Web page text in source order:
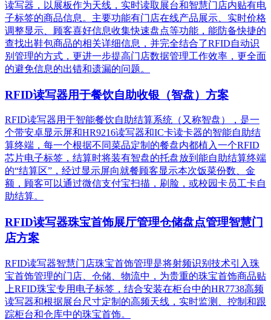
读写器，以展板作为天线，实时读取展台和智慧门店内贴有电
子标签的商品信息。主要功能有门店在线产品展示、实时价格
调整显示、顾客喜好信息收集快速盘点等功能，能防备快捷的
查找出鞋包商品的相关详细信息，并完全结合了RFID自动识
别管理的方式，更进一步提高门店数据管理工作效率，更全面
的避免信息的出错和遗漏的问题。
RFID读写器用于餐饮自助收银（智盘）方案
RFID读写器用于智能餐饮自助结算系统（又称智盘），是一
个带安卓显示屏和HR9216读写器和IC卡读卡器的智能自助结
算终端，每一个根据不同菜品定制的餐盘内都植入一个RFID
芯片电子标签，结算时将装有智盘的托盘放到能自助结算终端
的“结算区”，经过显示屏向就餐顾客显示本次饭菜份数、金
额，顾客可以通过微信支付宝扫描，刷脸，或校园卡员工卡自
助结算。
RFID读写器珠宝首饰展厅管理仓储盘点管理智慧门
店方案
RFID读写器智慧门店珠宝首饰管理是将射频识别技术引入珠
宝首饰管理的门店、仓储、物流中，为贵重的珠宝首饰商品贴
上RFID珠宝专用电子标签，结合安装在柜台中的HR7738高频
读写器和根据展台尺寸定制的高频天线，实时监测、控制和跟
踪柜台和仓库中的珠宝首饰。